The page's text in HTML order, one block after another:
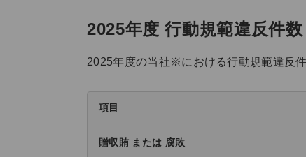
2025年度 行動規範違反件数
2025年度の当社※における行動規範違反
項目
贈収賄 または 腐敗